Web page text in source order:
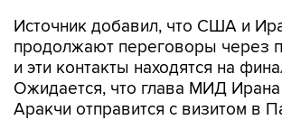
Источник добавил, что США и
продолжают переговоры через
и эти контакты находятся на
Ожидается, что глава МИД
Аракчи отправится с визитом в